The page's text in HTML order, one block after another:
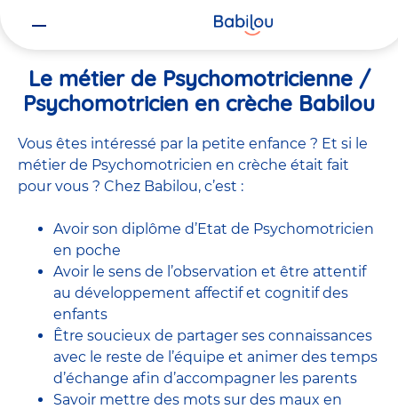
Le métier de Psychomotricienne /
Psychomotricien en crèche Babilou
Vous êtes intéressé par la petite enfance ? Et si le
métier de Psychomotricien en crèche était fait
pour vous ? Chez Babilou, c’est :
Avoir son diplôme d’Etat de Psychomotricien
en poche
Avoir le sens de l’observation et être attentif
au développement affectif et cognitif des
enfants
Être soucieux de partager ses connaissances
avec le reste de l’équipe et animer des temps
d’échange afin d’accompagner les parents
Savoir mettre des mots sur des maux en